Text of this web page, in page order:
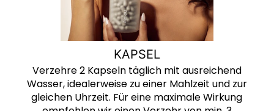
KAPSEL
Verzehre 2 Kapseln täglich mit ausreichend
Wasser, idealerweise zu einer Mahlzeit und zur
gleichen Uhrzeit. Für eine maximale Wirkung